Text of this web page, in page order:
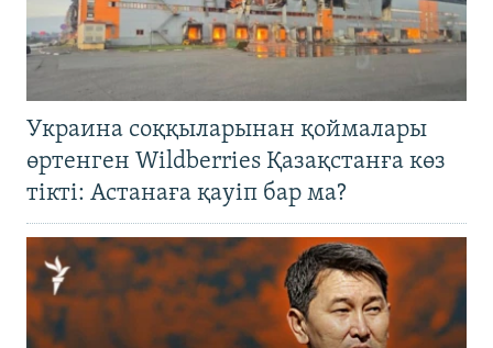
Украина соққыларынан қоймалары
өртенген Wildberries Қазақстанға көз
тікті: Астанаға қауіп бар ма?